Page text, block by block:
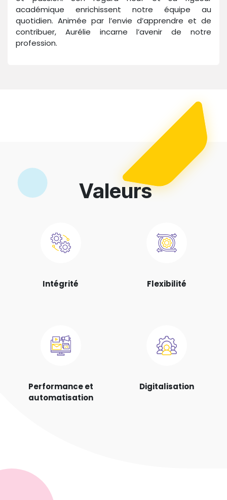
académique enrichissent notre équipe au
quotidien. Animée par l’envie d’apprendre et de
contribuer, Aurélie incarne l’avenir de notre
profession.
Valeurs
Intégrité Flexibilité
Performance et
automatisation
Digitalisation